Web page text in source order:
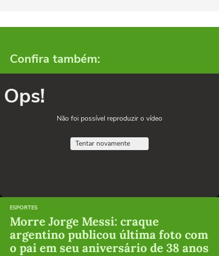
Confira também:
Ops!
Não foi possível reproduzir o vídeo
Tentar novamente
ESPORTES
Morre Jorge Messi: craque
argentino publicou última foto com
o pai em seu aniversário de 38 anos